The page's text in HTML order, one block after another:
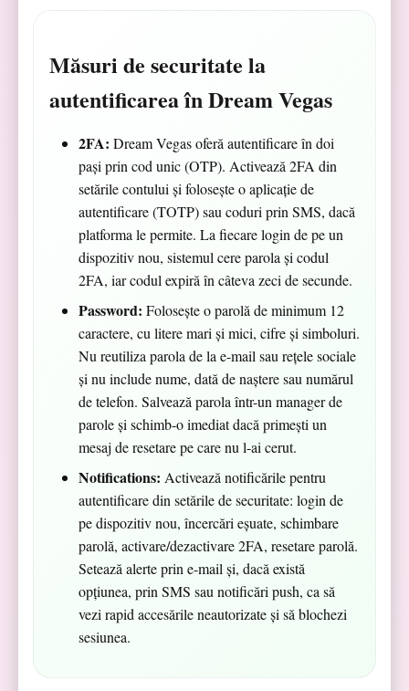
Măsuri de securitate la
autentificarea în Dream Vegas
2FA: Dream Vegas oferă autentificare în doi
pași prin cod unic (OTP). Activează 2FA din
setările contului și folosește o aplicație de
autentificare (TOTP) sau coduri prin SMS, dacă
platforma le permite. La fiecare login de pe un
dispozitiv nou, sistemul cere parola și codul
2FA, iar codul expiră în câteva zeci de secunde.
Password: Folosește o parolă de minimum 12
caractere, cu litere mari și mici, cifre și simboluri.
Nu reutiliza parola de la e-mail sau rețele sociale
și nu include nume, dată de naștere sau numărul
de telefon. Salvează parola într-un manager de
parole și schimb-o imediat dacă primești un
mesaj de resetare pe care nu l-ai cerut.
Notifications: Activează notificările pentru
autentificare din setările de securitate: login de
pe dispozitiv nou, încercări eșuate, schimbare
parolă, activare/dezactivare 2FA, resetare parolă.
Setează alerte prin e-mail și, dacă există
opțiunea, prin SMS sau notificări push, ca să
vezi rapid accesările neautorizate și să blochezi
sesiunea.